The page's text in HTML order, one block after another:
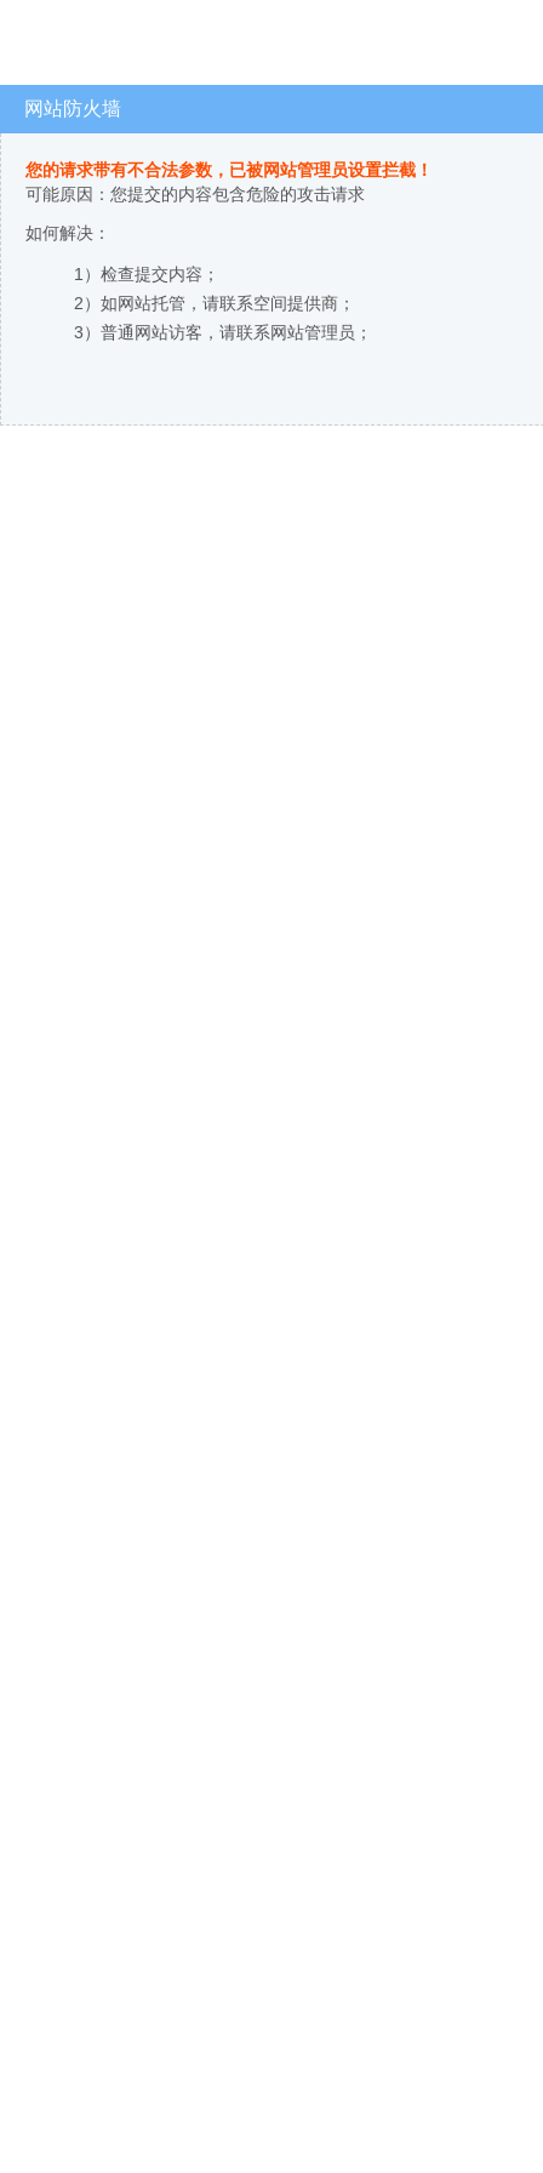
网站防火墙
您的请求带有不合法参数，已被网站管理员设置拦截！
可能原因：您提交的内容包含危险的攻击请求
如何解决：
1）检查提交内容；
2）如网站托管，请联系空间提供商；
3）普通网站访客，请联系网站管理员；